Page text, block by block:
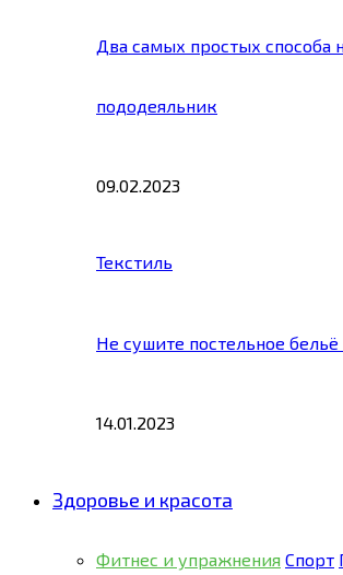
Два самых простых способа
пододеяльник
09.02.2023
Текстиль
Не сушите постельное
14.01.2023
Здоровье и красота
Фитнес и упражнения Спорт